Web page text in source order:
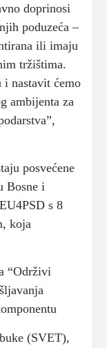
doprinosi
poduzeća –
ili imaju
tržištima.
nastavit ćemo
ambijenta za
posvećene
Bosne i
s 8
koja
“Održivi
(SVET),